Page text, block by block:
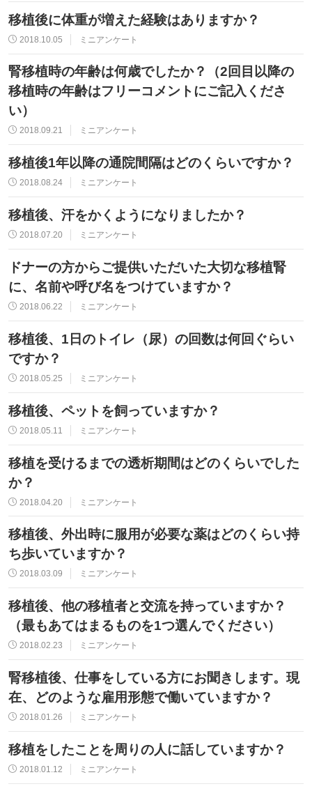
移植後に体重が増えた経験はありますか？
2018.10.05 ミニアンケート
腎移植時の年齢は何歳でしたか？（2回目以降の
移植時の年齢はフリーコメントにご記入くださ
い）
2018.09.21 ミニアンケート
移植後1年以降の通院間隔はどのくらいですか？
2018.08.24 ミニアンケート
移植後、汗をかくようになりましたか？
2018.07.20 ミニアンケート
ドナーの方からご提供いただいた大切な移植腎
に、名前や呼び名をつけていますか？
2018.06.22 ミニアンケート
移植後、1日のトイレ（尿）の回数は何回ぐらい
ですか？
2018.05.25 ミニアンケート
移植後、ペットを飼っていますか？
2018.05.11 ミニアンケート
移植を受けるまでの透析期間はどのくらいでした
か？
2018.04.20 ミニアンケート
移植後、外出時に服用が必要な薬はどのくらい持
ち歩いていますか？
2018.03.09 ミニアンケート
移植後、他の移植者と交流を持っていますか？
（最もあてはまるものを1つ選んでください）
2018.02.23 ミニアンケート
腎移植後、仕事をしている方にお聞きします。現
在、どのような雇用形態で働いていますか？
2018.01.26 ミニアンケート
移植をしたことを周りの人に話していますか？
2018.01.12 ミニアンケート